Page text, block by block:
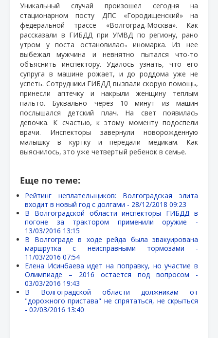
Уникальный случай произошел сегодня на
стационарном посту ДПС «Городищенский» на
федеральной трассе «Волгоград-Москва». Как
рассказали в ГИБДД при УМВД по региону, рано
утром у поста остановилась иномарка. Из нее
выбежал мужчина и невнятно пытался что-то
объяснить инспектору. Удалось узнать, что его
супруга в машине рожает, и до роддома уже не
успеть. Сотрудники ГИБДД вызвали скорую помощь,
принесли аптечку и накрыли женщину теплым
пальто. Буквально через 10 минут из машин
послышался детский плач. На свет появилась
девочка. К счастью, к этому моменту подоспели
врачи. Инспекторы завернули новорожденную
малышку в куртку и передали медикам. Как
выяснилось, это уже четвертый ребенок в семье.
Еще по теме:
Рейтинг неплательщиков: Волгоградская элита
входит в новый год с долгами - 28/12/2018 09:23
В Волгоградской области инспекторы ГИБДД в
погоне за трактором применили оружие -
13/03/2016 13:15
В Волгограде в ходе рейда была эвакуирована
маршрутка с неисправными тормозами -
11/03/2016 07:54
Елена Исинбаева идет на поправку, но участие в
Олимпиаде – 2016 остается под вопросом -
03/03/2016 19:43
В Волгоградской области должникам от
"дорожного пристава" не спрятаться, не скрыться
- 02/03/2016 13:40